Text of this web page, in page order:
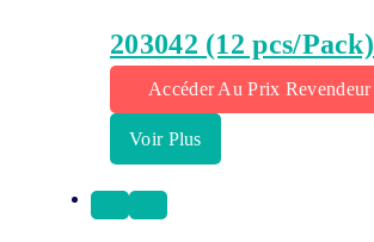
203042 (12 pcs/Pack)
Accéder Au Prix Revendeur
Voir Plus